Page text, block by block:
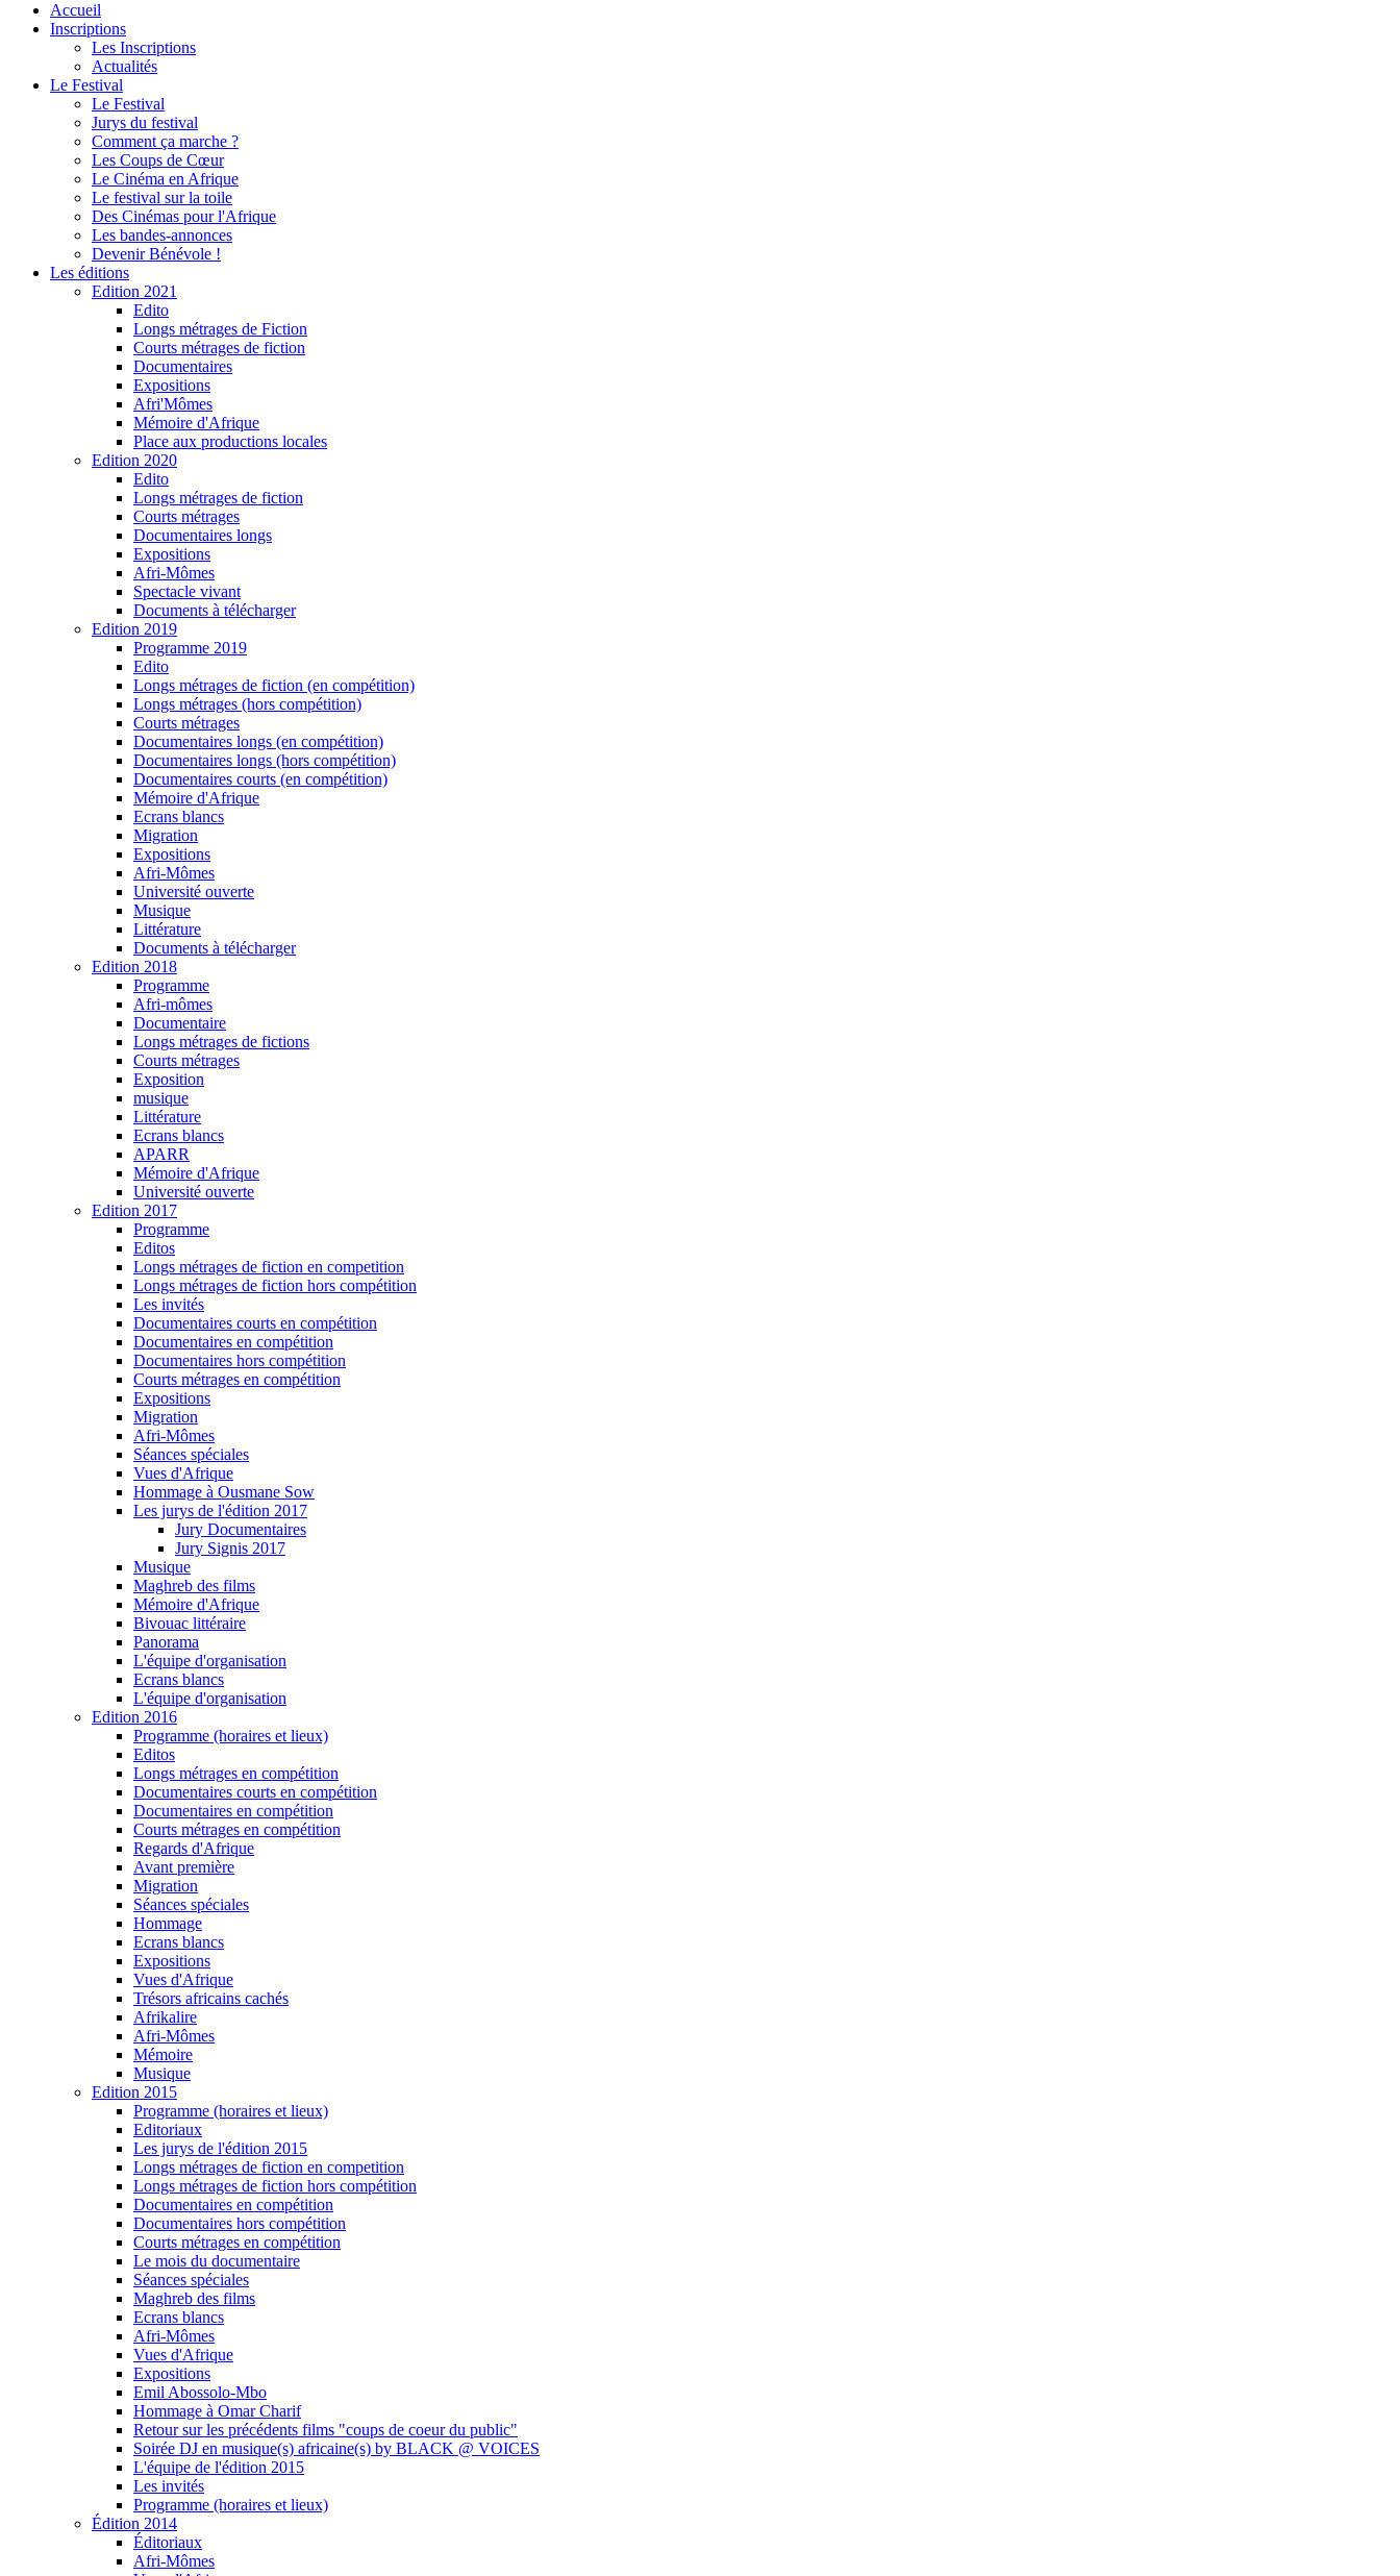
Accueil
Inscriptions
Les Inscriptions
Actualités
Le Festival
Le Festival
Jurys du festival
Comment ça marche ?
Les Coups de Cœur
Le Cinéma en Afrique
Le festival sur la toile
Des Cinémas pour l'Afrique
Les bandes-annonces
Devenir Bénévole !
Les éditions
Edition 2021
Edito
Longs métrages de Fiction
Courts métrages de fiction
Documentaires
Expositions
Afri'Mômes
Mémoire d'Afrique
Place aux productions locales
Edition 2020
Edito
Longs métrages de fiction
Courts métrages
Documentaires longs
Expositions
Afri-Mômes
Spectacle vivant
Documents à télécharger
Edition 2019
Programme 2019
Edito
Longs métrages de fiction (en compétition)
Longs métrages (hors compétition)
Courts métrages
Documentaires longs (en compétition)
Documentaires longs (hors compétition)
Documentaires courts (en compétition)
Mémoire d'Afrique
Ecrans blancs
Migration
Expositions
Afri-Mômes
Université ouverte
Musique
Littérature
Documents à télécharger
Edition 2018
Programme
Afri-mômes
Documentaire
Longs métrages de fictions
Courts métrages
Exposition
musique
Littérature
Ecrans blancs
APARR
Mémoire d'Afrique
Université ouverte
Edition 2017
Programme
Editos
Longs métrages de fiction en competition
Longs métrages de fiction hors compétition
Les invités
Documentaires courts en compétition
Documentaires en compétition
Documentaires hors compétition
Courts métrages en compétition
Expositions
Migration
Afri-Mômes
Séances spéciales
Vues d'Afrique
Hommage à Ousmane Sow
Les jurys de l'édition 2017
Jury Documentaires
Jury Signis 2017
Musique
Maghreb des films
Mémoire d'Afrique
Bivouac littéraire
Panorama
L'équipe d'organisation
Ecrans blancs
L'équipe d'organisation
Edition 2016
Programme (horaires et lieux)
Editos
Longs métrages en compétition
Documentaires courts en compétition
Documentaires en compétition
Courts métrages en compétition
Regards d'Afrique
Avant première
Migration
Séances spéciales
Hommage
Ecrans blancs
Expositions
Vues d'Afrique
Trésors africains cachés
Afrikalire
Afri-Mômes
Mémoire
Musique
Edition 2015
Programme (horaires et lieux)
Editoriaux
Les jurys de l'édition 2015
Longs métrages de fiction en competition
Longs métrages de fiction hors compétition
Documentaires en compétition
Documentaires hors compétition
Courts métrages en compétition
Le mois du documentaire
Séances spéciales
Maghreb des films
Ecrans blancs
Afri-Mômes
Vues d'Afrique
Expositions
Emil Abossolo-Mbo
Hommage à Omar Charif
Retour sur les précédents films "coups de coeur du public"
Soirée DJ en musique(s) africaine(s) by BLACK @ VOICES
L'équipe de l'édition 2015
Les invités
Programme (horaires et lieux)
Édition 2014
Éditoriaux
Afri-Mômes